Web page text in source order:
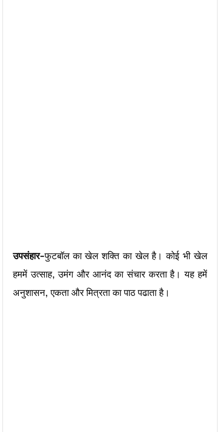
उपसंहार-फुटबॉल का खेल शक्ति का खेल है। कोई भी खेल
हममें उत्साह, उमंग और आनंद का संचार करता है। यह हमें
अनुशासन, एकता और मित्रता का पाठ पढाता है।